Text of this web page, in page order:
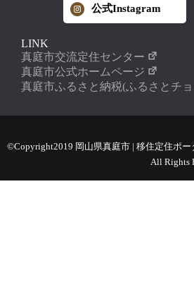
公式Instagram
LINK
真庭市交流定住センター
真庭市公式ホームページ
真庭市ふるさと納税(ふるさとチ
©Copyright2019 岡山県真庭市 | 移住定住ポ
All Rights